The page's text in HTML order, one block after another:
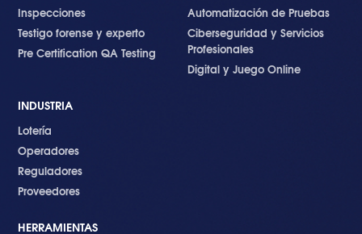
Inspecciones
Testigo forense y experto
Pre Certification QA Testing
Automatización de Pruebas
Ciberseguridad y Servicios
Profesionales
Digital y Juego Online
INDUSTRIA
Lotería
Operadores
Reguladores
Proveedores
HERRAMIENTAS